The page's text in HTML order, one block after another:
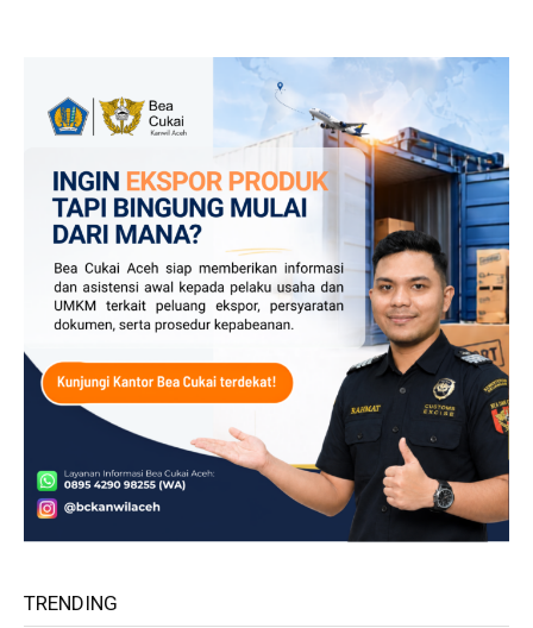
TRENDING